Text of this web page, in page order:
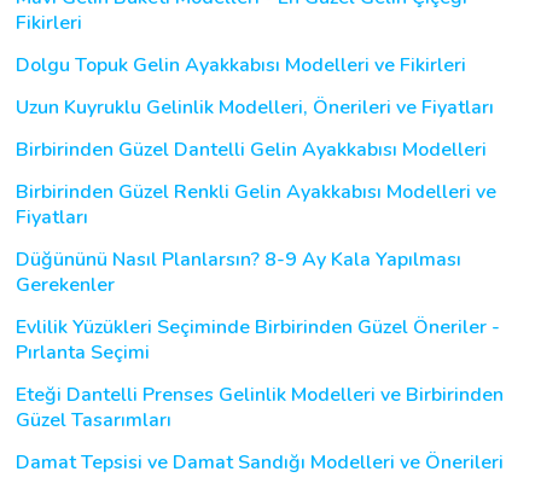
Fikirleri
Dolgu Topuk Gelin Ayakkabısı Modelleri ve Fikirleri
Uzun Kuyruklu Gelinlik Modelleri, Önerileri ve Fiyatları
Birbirinden Güzel Dantelli Gelin Ayakkabısı Modelleri
Birbirinden Güzel Renkli Gelin Ayakkabısı Modelleri ve
Fiyatları
Düğününü Nasıl Planlarsın? 8-9 Ay Kala Yapılması
Gerekenler
Evlilik Yüzükleri Seçiminde Birbirinden Güzel Öneriler -
Pırlanta Seçimi
Eteği Dantelli Prenses Gelinlik Modelleri ve Birbirinden
Güzel Tasarımları
Damat Tepsisi ve Damat Sandığı Modelleri ve Önerileri